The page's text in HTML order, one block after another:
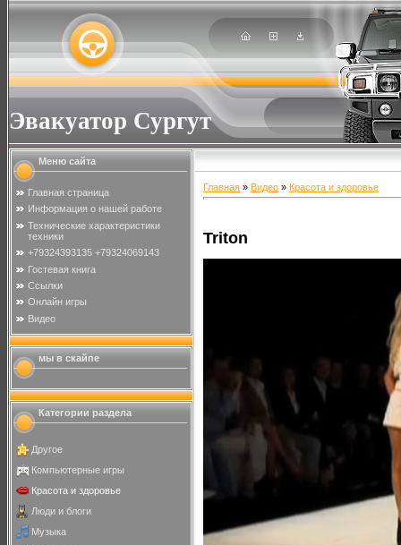
Эвакуатор Сургут
Меню сайта
Главная страница
Информация о нашей работе
Технические характеристики
техники
+79324393135 +79324069143
Гостевая книга
Ссылки
Онлайн игры
Видео
мы в скайпе
Категории раздела
Другое
Компьютерные игры
Красота и здоровье
Люди и блоги
Музыка
Главная » Видео » Красота и здоровье
Triton